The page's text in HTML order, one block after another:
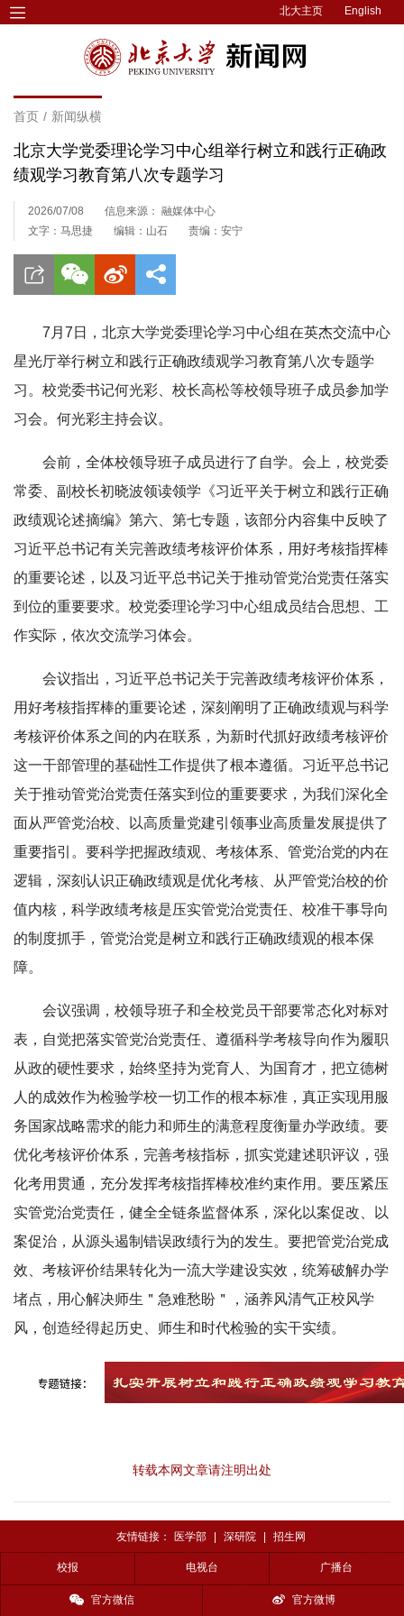
北大主页 English
首页 / 新闻纵横
北京大学党委理论学习中心组举行树立和践行正确政
绩观学习教育第八次专题学习
2026/07/08
信息来源： 融媒体中心
文字：马思捷
编辑：山石 责编：安宁
7月7日，北京大学党委理论学习中心组在英杰交流中心
星光厅举行树立和践行正确政绩观学习教育第八次专题学
习。校党委书记何光彩、校长高松等校领导班子成员参加学
习会。何光彩主持会议。
会前，全体校领导班子成员进行了自学。会上，校党委
常委、副校长初晓波领读领学《习近平关于树立和践行正确
政绩观论述摘编》第六、第七专题，该部分内容集中反映了
习近平总书记有关完善政绩考核评价体系，用好考核指挥棒
的重要论述，以及习近平总书记关于推动管党治党责任落实
到位的重要要求。校党委理论学习中心组成员结合思想、工
作实际，依次交流学习体会。
会议指出，习近平总书记关于完善政绩考核评价体系，
用好考核指挥棒的重要论述，深刻阐明了正确政绩观与科学
考核评价体系之间的内在联系，为新时代抓好政绩考核评价
这一干部管理的基础性工作提供了根本遵循。习近平总书记
关于推动管党治党责任落实到位的重要要求，为我们深化全
面从严管党治校、以高质量党建引领事业高质量发展提供了
重要指引。要科学把握政绩观、考核体系、管党治党的内在
逻辑，深刻认识正确政绩观是优化考核、从严管党治校的价
值内核，科学政绩考核是压实管党治党责任、校准干事导向
的制度抓手，管党治党是树立和践行正确政绩观的根本保
障。
会议强调，校领导班子和全校党员干部要常态化对标对
表，自觉把落实管党治党责任、遵循科学考核导向作为履职
从政的硬性要求，始终坚持为党育人、为国育才，把立德树
人的成效作为检验学校一切工作的根本标准，真正实现用服
务国家战略需求的能力和师生的满意程度衡量办学政绩。要
优化考核评价体系，完善考核指标，抓实党建述职评议，强
化考用贯通，充分发挥考核指挥棒校准约束作用。要压紧压
实管党治党责任，健全全链条监督体系，深化以案促改、以
案促治，从源头遏制错误政绩行为的发生。要把管党治党成
效、考核评价结果转化为一流大学建设实效，统筹破解办学
堵点，用心解决师生＂急难愁盼＂，涵养风清气正校风学
风，创造经得起历史、师生和时代检验的实干实绩。
转载本网文章请注明出处
友情链接： 医学部 | 深研院 | 招生网
校报 电视台 广播台
官方微信 官方微博